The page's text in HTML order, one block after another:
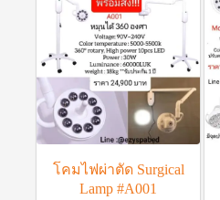
โคมไฟผ่าตัด Surgical
Lamp #A001